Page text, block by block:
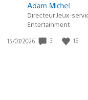
Adam Michel
Directeur Jeux-
Entertainment
Date
15/07/2026 3 16